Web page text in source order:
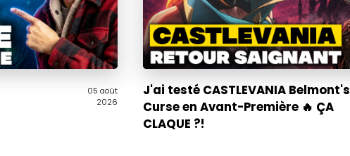
05 août
2026
J'ai testé CASTLEVANIA Belmont's
Curse en Avant-Première 🔥 ÇA
CLAQUE ?!